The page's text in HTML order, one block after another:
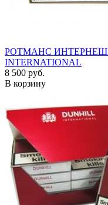
РОТМАНС
INTERNATIONAL
8 500 руб.
В корзину